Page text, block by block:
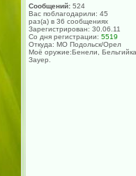
Сообщений: 524
Вас поблагодарили: 45
раз(а) в 36 сообщениях
Зарегистрирован: 30.06.11
Со дня регистрации: 5519
Откуда: МО Подольск/Орел
Моё оружие:Бенели,
Зауер.